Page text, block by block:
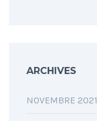
ARCHIVES
NOVEMBRE 2021